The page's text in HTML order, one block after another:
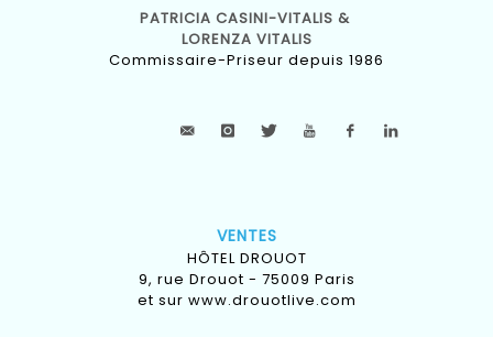
PATRICIA CASINI-VITALIS &
LORENZA VITALIS
Commissaire-Priseur depuis 1986
VENTES
HÔTEL DROUOT
9, rue Drouot - 75009 Paris
et sur www.drouotlive.com